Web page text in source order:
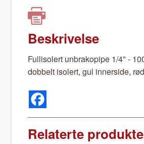
Beskrivelse
Fullisol­ert unbrakopipe 1/4" -
dobbelt isol­ert, gul inner­side,
Relaterte